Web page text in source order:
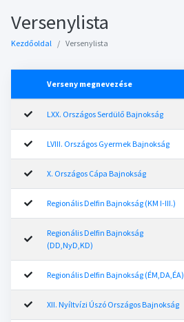
Versenylista
Kezdőoldal Versenylista
Verseny megnevezése
LXX. Országos Serdülő Bajnokság
LVIII. Országos Gyermek Bajnokság
X. Országos Cápa Bajnokság
Regionális Delfin Bajnokság (KM I-III.)
Regionális Delfin Bajnokság
(DD,NyD,KD)
Regionális Delfin Bajnokság (ÉM,DA,ÉA)
XII. Nyíltvízi Úszó Országos Bajnokság